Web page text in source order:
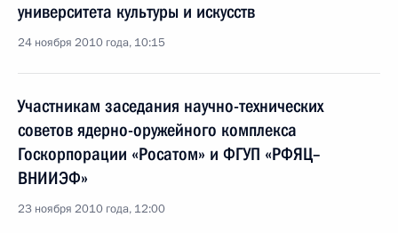
университета культуры и искусств
24 ноября 2010 года, 10:15
Участникам заседания научно-технических
советов ядерно-оружейного комплекса
Госкорпорации «Росатом» и ФГУП «РФЯЦ–
ВНИИЭФ»
23 ноября 2010 года, 12:00